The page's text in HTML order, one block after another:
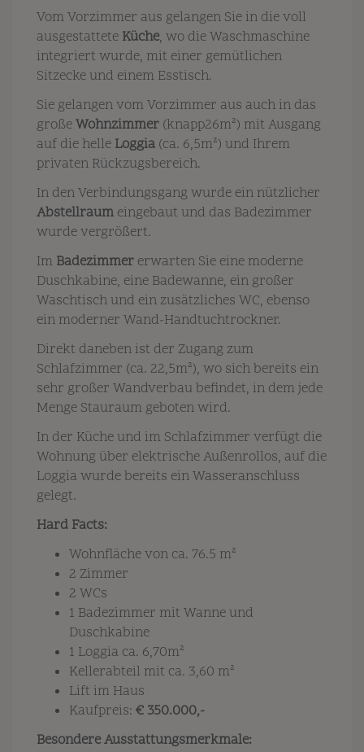
Vom Vorzimmer aus gelangen Sie in die voll
ausgestattete Küche, wo die Waschmaschine
integriert wurde, mit einer gemütlichen
Sitzecke und einem Esstisch.
Sie gelangen vom Vorzimmer aus auch in das
großeWohnzimmer (knapp26m²) mit Ausgang
auf die helle Loggia (ca. 6,5m²) und Ihrem
privaten Rückzugsbereich.
In den Verbindungsgang wurde ein nützlicher
Abstellraum eingebaut und das Badezimmer
wurde vergrößert.
Im Badezimmer erwarten Sie eine moderne
Duschkabine, eine Badewanne, ein großer
Waschtisch und ein zusätzliches WC, ebenso
ein moderner Wand-Handtuchtrockner.
Direkt daneben ist der Zugang zum
Schlafzimmer (ca. 22,5m²), wo sich bereits ein
sehr großer Wandverbau befindet, in dem jede
Menge Stauraum geboten wird.
In der Küche und im Schlafzimmer verfügt die
Wohnung über elektrische Außenrollos, auf die
Loggia wurde bereits ein Wasseranschluss
gelegt.
Hard Facts:
Wohnfläche von ca. 76.5 m²
2 Zimmer
2 WCs
1 Badezimmer mit Wanne und
Duschkabine
1 Loggia ca. 6,70m²
Kellerabteil mit ca. 3,60 m²
Lift im Haus
Kaufpreis: € 350.000,-
Besondere Ausstattungsmerkmale: